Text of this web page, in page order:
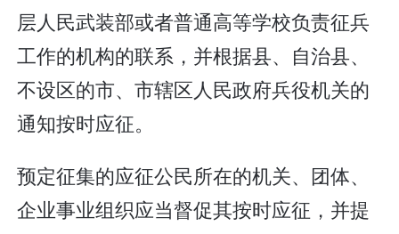
层人民武装部或者普通高等学校负责征兵
工作的机构的联系，并根据县、自治县、
不设区的市、市辖区人民政府兵役机关的
通知按时应征。
预定征集的应征公民所在的机关、团体、
企业事业组织应当督促其按时应征，并提